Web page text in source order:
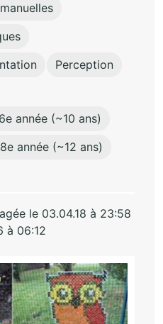
Perception
6e année (~10 ans)
8e année (~12 ans)
le 03.04.18 à 23:58
à 06:12